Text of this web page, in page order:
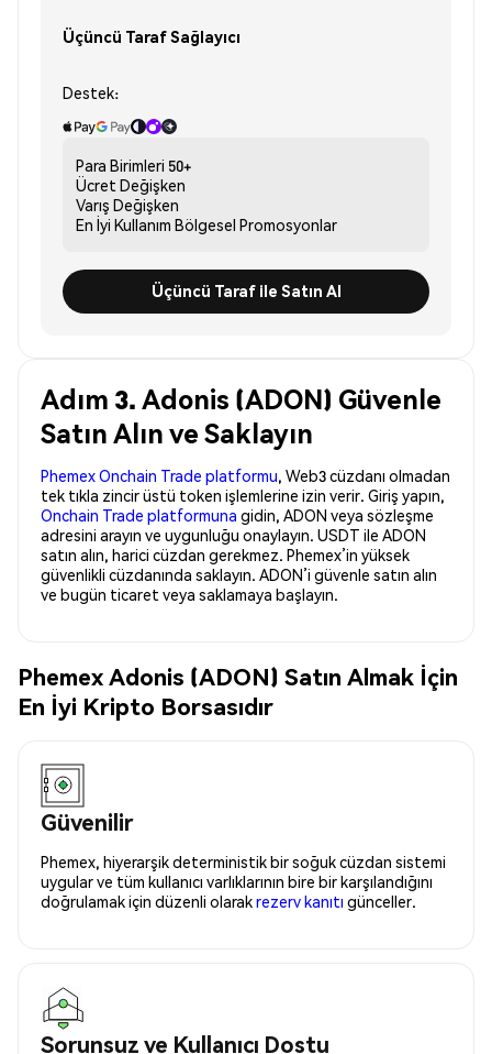
Üçüncü Taraf Sağlayıcı
Destek:
Para Birimleri 50+
Ücret Değişken
Varış Değişken
En İyi Kullanım Bölgesel Promosyonlar
Üçüncü Taraf ile Satın Al
Adım 3. Adonis (ADON) Güvenle
Satın Alın ve Saklayın
Phemex Onchain Trade platformu, Web3 cüzdanı olmadan
tek tıkla zincir üstü token işlemlerine izin verir. Giriş yapın,
Onchain Trade platformuna gidin, ADON veya sözleşme
adresini arayın ve uygunluğu onaylayın. USDT ile ADON
satın alın, harici cüzdan gerekmez. Phemex’in yüksek
güvenlikli cüzdanında saklayın. ADON’i güvenle satın alın
ve bugün ticaret veya saklamaya başlayın.
Phemex Adonis (ADON) Satın Almak İçin
En İyi Kripto Borsasıdır
Güvenilir
Phemex, hiyerarşik deterministik bir soğuk cüzdan sistemi
uygular ve tüm kullanıcı varlıklarının bire bir karşılandığını
doğrulamak için düzenli olarakrezerv kanıtı günceller.
Sorunsuz ve Kullanıcı Dostu